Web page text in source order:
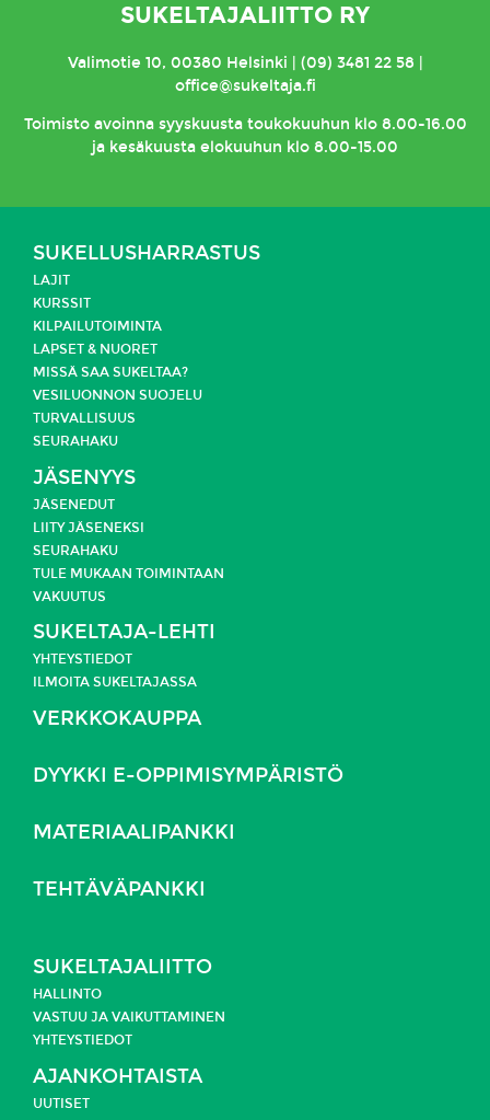
SUKELTAJALIITTO RY
Valimotie 10, 00380 Helsinki | (09) 3481 22 58 |
office@sukeltaja.fi
Toimistoavoinna syyskuusta toukokuuhun klo 8.00-16.00
ja kesäkuusta elokuuhun klo 8.00-15.00
SUKELLUSHARRASTUS
LAJIT
KURSSIT
KILPAILUTOIMINTA
LAPSET & NUORET
MISSÄ SAA SUKELTAA?
VESILUONNON SUOJELU
TURVALLISUUS
SEURAHAKU
JÄSENYYS
JÄSENEDUT
LIITY JÄSENEKSI
SEURAHAKU
TULE MUKAAN TOIMINTAAN
VAKUUTUS
SUKELTAJA-LEHTI
YHTEYSTIEDOT
ILMOITA SUKELTAJASSA
VERKKOKAUPPA
DYYKKI E-OPPIMISYMPÄRISTÖ
MATERIAALIPANKKI
TEHTÄVÄPANKKI
SUKELTAJALIITTO
HALLINTO
VASTUU JA VAIKUTTAMINEN
YHTEYSTIEDOT
AJANKOHTAISTA
UUTISET